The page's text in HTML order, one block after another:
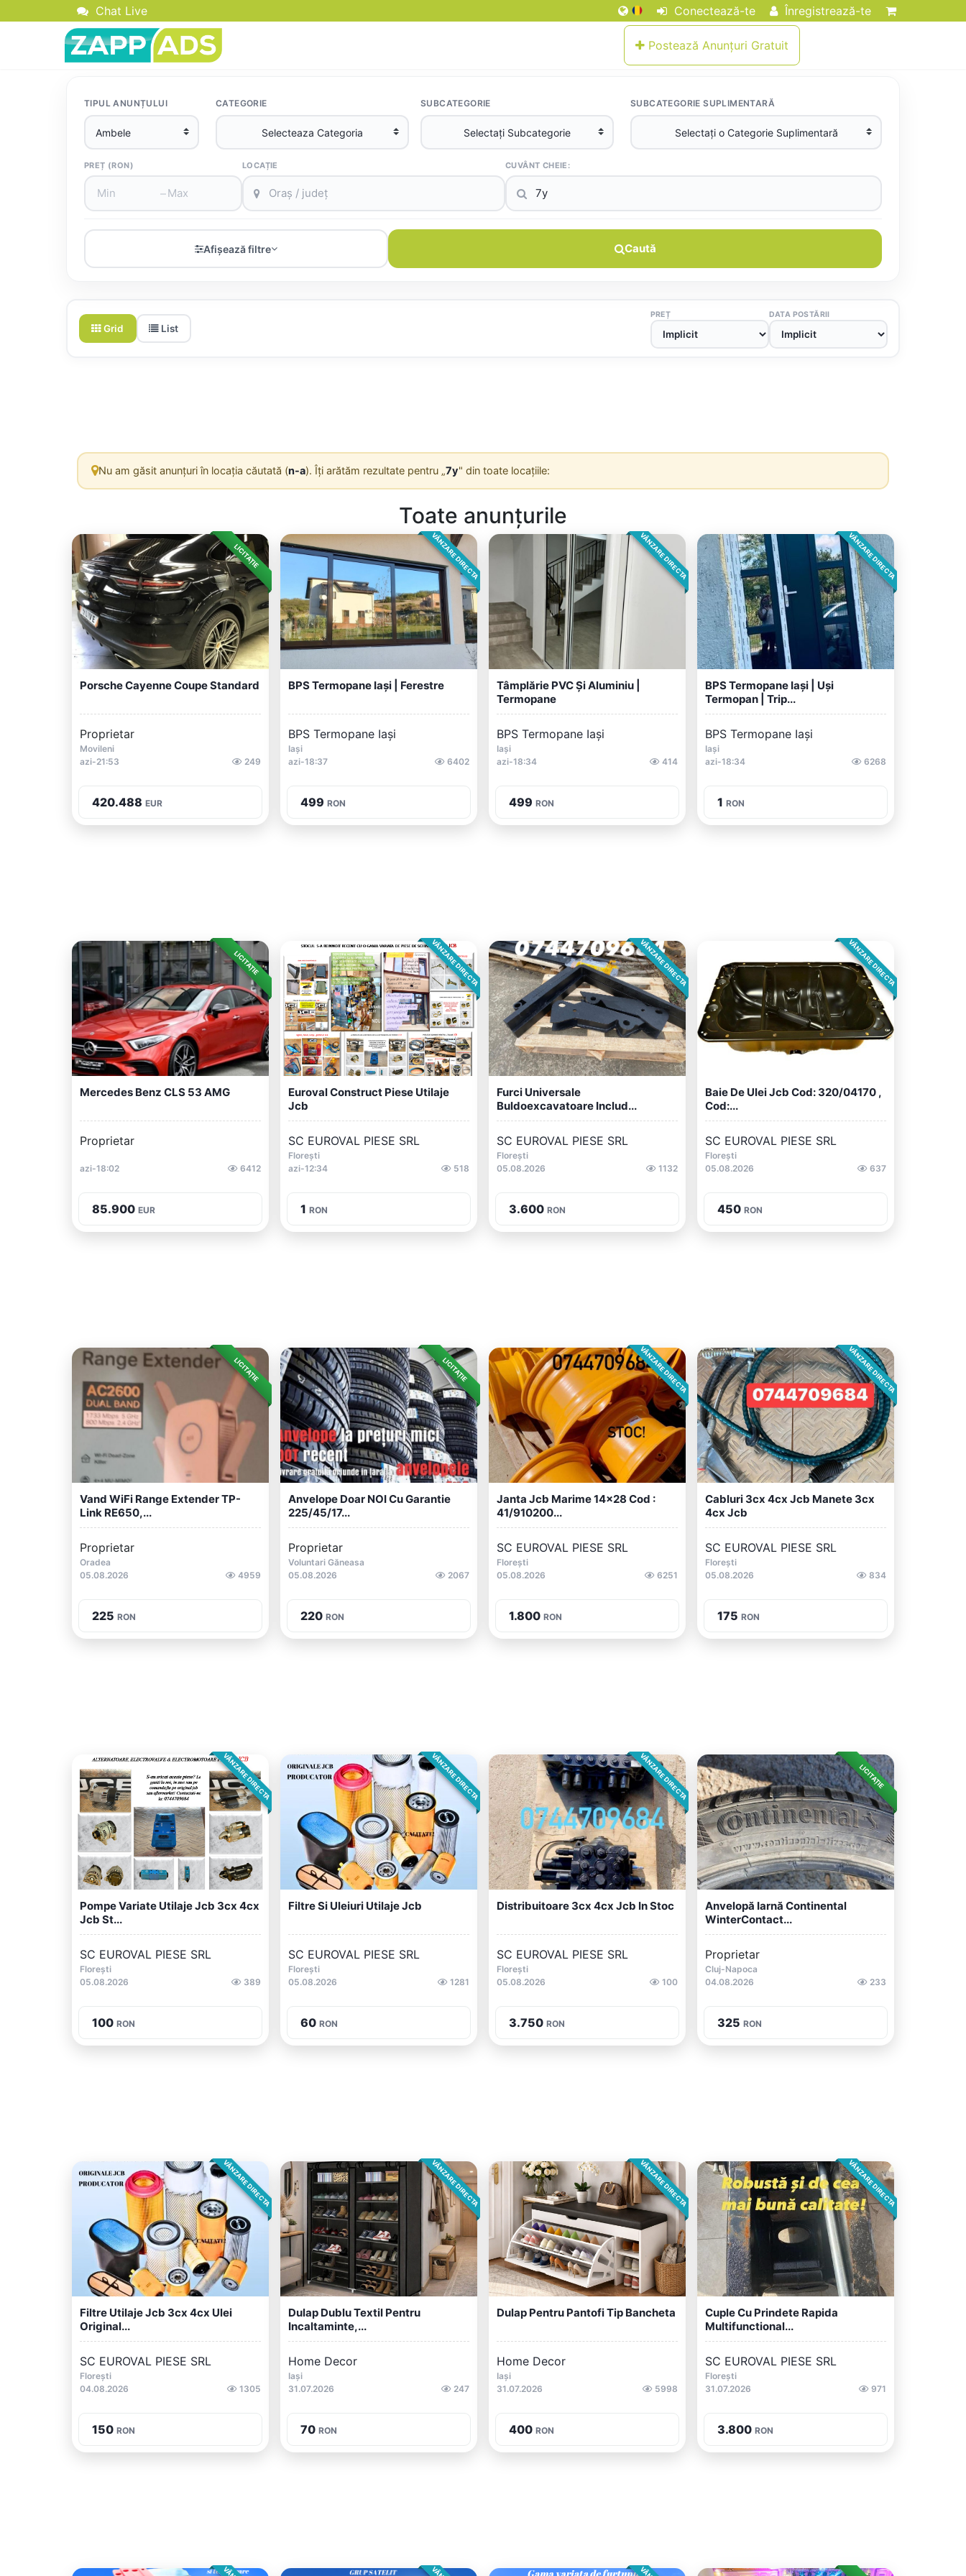
Chat Live Conectează-te Înregistrează-te
Postează Anunțuri Gratuit
TIPUL ANUNȚULUI CATEGORIE SUBCATEGORIE SUBCATEGORIE SUPLIMENTARĂ
PREȚ (RON)
–
LOCAȚIE CUVÂNT CHEIE:
Afișează filtre Caută
Grid List
PREȚ DATA POSTĂRII
Nu am găsit anunțuri în locația căutată (n-a). Îți arătăm rezultate pentru „7y" din toate locațiile:
Toate anunțurile
LICITAȚIE
Porsche Cayenne Coupe Standard
Proprietar
Movileni
azi-21:53
249
420.488 EUR
VÂNZARE DIRECTA
BPS Termopane Iași | Ferestre
BPS Termopane Iași
Iași
azi-18:37
6402
499 RON
VÂNZARE DIRECTA
Tâmplărie PVC Și Aluminiu |
Termopane
BPS Termopane Iași
Iași
azi-18:34
414
499 RON
VÂNZARE DIRECTA
BPS Termopane Iași | Uși
Termopan | Trip...
BPS Termopane Iași
Iași
azi-18:34
6268
1 RON
LICITAȚIE
Mercedes Benz CLS 53 AMG
Proprietar
azi-18:02 6412
85.900 EUR
VÂNZARE DIRECTA
Euroval Construct Piese Utilaje
Jcb
SC EUROVAL PIESE SRL
Florești
azi-12:34
518
1 RON
VÂNZARE DIRECTA
Furci Universale
Buldoexcavatoare Includ...
SC EUROVAL PIESE SRL
Florești
05.08.2026
1132
3.600 RON
VÂNZARE DIRECTA
Baie De Ulei Jcb Cod: 320/04170 ,
Cod:...
SC EUROVAL PIESE SRL
Florești
05.08.2026
637
450 RON
LICITAȚIE
Vand WiFi Range Extender TP-
Link RE650,...
Proprietar
Oradea
05.08.2026
4959
225 RON
LICITAȚIE
Anvelope Doar NOI Cu Garantie
225/45/17...
Proprietar
Voluntari Găneasa
05.08.2026
2067
220 RON
VÂNZARE DIRECTA
Janta Jcb Marime 14x28 Cod :
41/910200...
SC EUROVAL PIESE SRL
Florești
05.08.2026
6251
1.800 RON
VÂNZARE DIRECTA
Cabluri 3cx 4cx Jcb Manete 3cx
4cx Jcb
SC EUROVAL PIESE SRL
Florești
05.08.2026
834
175 RON
VÂNZARE DIRECTA
Pompe Variate Utilaje Jcb 3cx 4cx
Jcb St...
SC EUROVAL PIESE SRL
Florești
05.08.2026
389
100 RON
VÂNZARE DIRECTA
Filtre Si Uleiuri Utilaje Jcb
SC EUROVAL PIESE SRL
Florești
05.08.2026
1281
60 RON
VÂNZARE DIRECTA
Distribuitoare 3cx 4cx Jcb In Stoc
SC EUROVAL PIESE SRL
Florești
05.08.2026
100
3.750 RON
LICITAȚIE
Anvelopă Iarnă Continental
WinterContact...
Proprietar
Cluj-Napoca
04.08.2026
233
325 RON
VÂNZARE DIRECTA
Filtre Utilaje Jcb 3cx 4cx Ulei
Original...
SC EUROVAL PIESE SRL
Florești
04.08.2026
1305
150 RON
VÂNZARE DIRECTA
Dulap Dublu Textil Pentru
Incaltaminte,...
Home Decor
Iași
31.07.2026
247
70 RON
VÂNZARE DIRECTA
Dulap Pentru Pantofi Tip Bancheta
Home Decor
Iași
31.07.2026
5998
400 RON
VÂNZARE DIRECTA
Cuple Cu Prindete Rapida
Multifunctional...
SC EUROVAL PIESE SRL
Florești
31.07.2026
971
3.800 RON